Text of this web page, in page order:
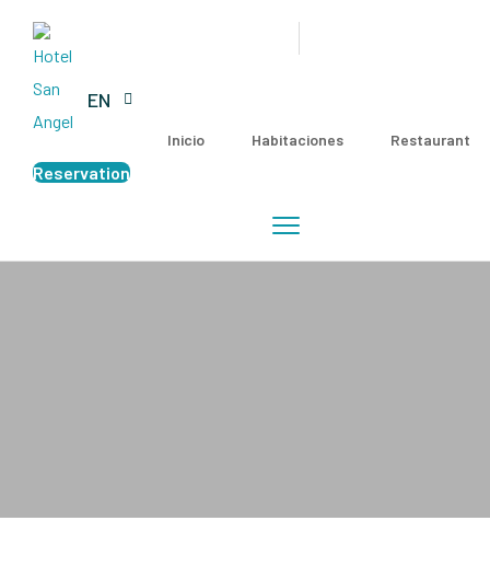
EN
Inicio Habitaciones Restaurant
Reservation